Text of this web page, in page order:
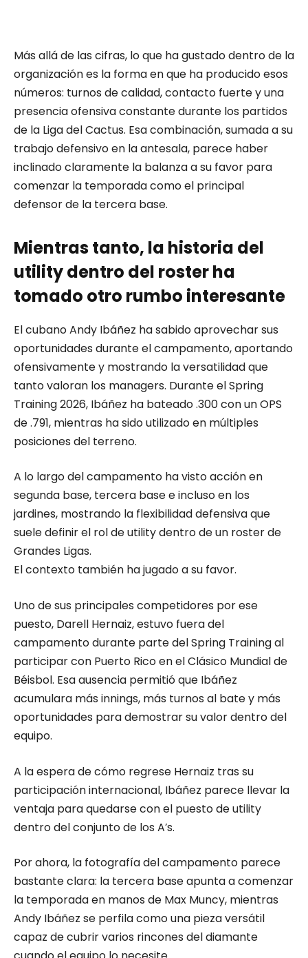
Más allá de las cifras, lo que ha gustado dentro de la
organización es la forma en que ha producido esos
números: turnos de calidad, contacto fuerte y una
presencia ofensiva constante durante los partidos
de la Liga del Cactus. Esa combinación, sumada a su
trabajo defensivo en la antesala, parece haber
inclinado claramente la balanza a su favor para
comenzar la temporada como el principal
defensor de la tercera base.
Mientras tanto, la historia del
utility dentro del roster ha
tomado otro rumbo interesante
El cubano Andy Ibáñez ha sabido aprovechar sus
oportunidades durante el campamento, aportando
ofensivamente y mostrando la versatilidad que
tanto valoran los managers. Durante el Spring
Training 2026, Ibáñez ha bateado .300 con un OPS
de .791, mientras ha sido utilizado en múltiples
posiciones del terreno.
A lo largo del campamento ha visto acción en
segunda base, tercera base e incluso en los
jardines, mostrando la flexibilidad defensiva que
suele definir el rol de utility dentro de un roster de
Grandes Ligas.
El contexto también ha jugado a su favor.
Uno de sus principales competidores por ese
puesto, Darell Hernaiz, estuvo fuera del
campamento durante parte del Spring Training al
participar con Puerto Rico en el Clásico Mundial de
Béisbol. Esa ausencia permitió que Ibáñez
acumulara más innings, más turnos al bate y más
oportunidades para demostrar su valor dentro del
equipo.
A la espera de cómo regrese Hernaiz tras su
participación internacional, Ibáñez parece llevar la
ventaja para quedarse con el puesto de utility
dentro del conjunto de los A’s.
Por ahora, la fotografía del campamento parece
bastante clara: la tercera base apunta a comenzar
la temporada en manos de Max Muncy, mientras
Andy Ibáñez se perfila como una pieza versátil
capaz de cubrir varios rincones del diamante